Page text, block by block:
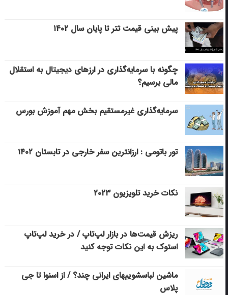
پیش بینی قیمت تتر تا پایان سال ۱۴۰۲
چگونه با سرمایه‌گذاری در ارزهای دیجیتال به استقلال
مالی برسیم؟
سرمایه‌گذاری غیرمستقیم بخش مهم آموزش بورس
تور باتومی : ارزانترین سفر خارجی در تابستان ۱۴۰۲
نکات خرید تلویزیون ۲۰۲۳
ریزش قیمت‌ها در بازار لپ‌تاپ / در خرید لپ‌تاپ
استوک به این نکات توجه کنید
ماشین لباسشویی‎های ایرانی چند؟ / از اسنوا تا جی
پلاس